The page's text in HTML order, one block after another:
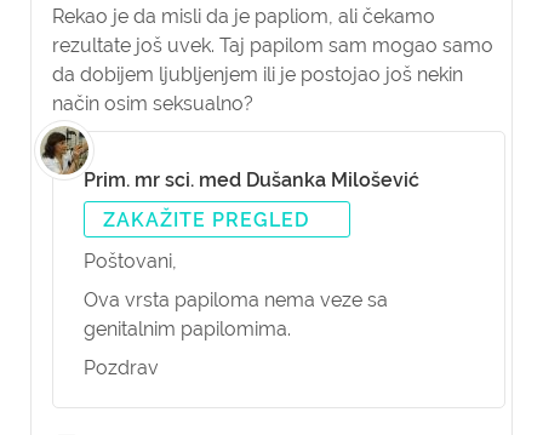
Rekao je da misli da je papliom, ali čekamo
rezultate još uvek. Taj papilom sam mogao samo
da dobijem ljubljenjem ili je postojao još nekin
način osim seksualno?
Prim. mr sci. med Dušanka Milošević
ZAKAŽITE PREGLED
Poštovani,
Ova vrsta papiloma nema veze sa
genitalnim papilomima.
Pozdrav